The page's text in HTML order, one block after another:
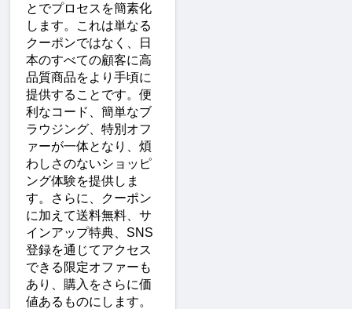
とでプロセスを簡素化
します。これは単なる
クーポンではなく、日
本のすべての顧客に高
品質商品をより手頃に
提供することです。便
利なコード、簡単なブ
ラウジング、特別オフ
ァーが一体となり、煩
わしさのないショッピ
ング体験を提供しま
す。さらに、クーポン
に加えて送料無料、サ
インアップ特典、SNS
登録を通じてアクセス
できる限定オファーも
あり、購入をさらに価
値あるものにします。